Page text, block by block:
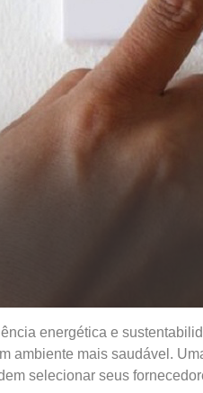
energética e
ambiente mais saudável.
selecionar seus